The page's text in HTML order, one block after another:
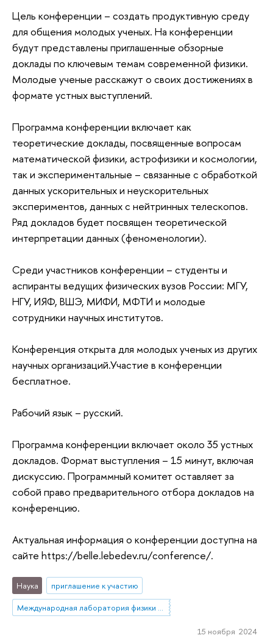
Цель конференции – создать продуктивную среду
для общения молодых ученых. На конференции
будут представлены приглашенные обзорные
доклады по ключевым темам современной физики.
Молодые ученые расскажут о своих достижениях в
формате устных выступлений.
Программа конференции включает как
теоретические доклады, посвященные вопросам
математической физики, астрофизики и космологии,
так и экспериментальные – связанные с обработкой
данных ускорительных и неускорительных
экспериментов, данных с нейтринных телескопов.
Ряд докладов будет посвящен теоретической
интерпретации данных (феноменологии).
Среди участников конференции – студенты и
аспиранты ведущих физических вузов России: МГУ,
НГУ, ИЯФ, ВШЭ, МИФИ, МФТИ и молодые
сотрудники научных институтов.
Конференция открыта для молодых ученых из других
научных организаций.Участие в конференции
бесплатное.
Рабочий язык – русский.
Программа конференции включает около 35 устных
докладов. Формат выступления – 15 минут, включая
дискуссию. Программный комитет оставляет за
собой право предварительного отбора докладов на
конференцию.
Актуальная информация о конференции доступна на
сайте https://belle.lebedev.ru/conference/.
Наука
приглашение к участию
15 ноября 2024